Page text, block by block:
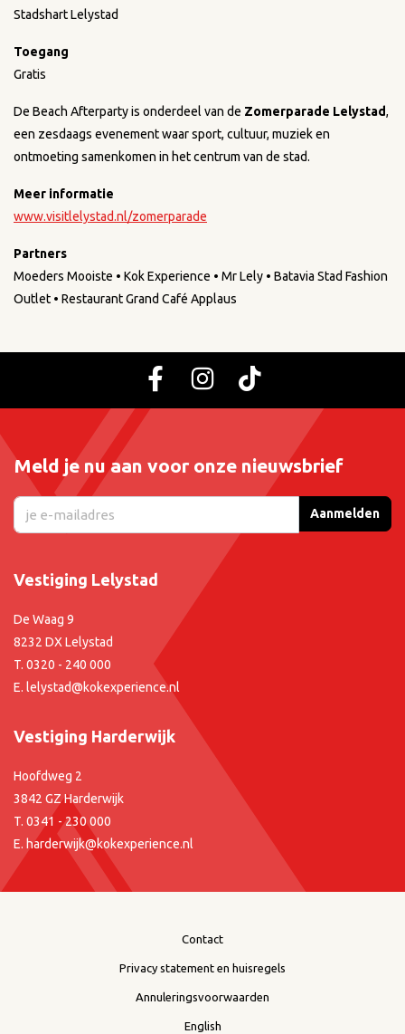
Stadshart Lelystad
Toegang
Gratis
De Beach Afterparty is onderdeel van de Zomerparade Lelystad,
een zesdaags evenement waar sport, cultuur, muziek en
ontmoeting samenkomen in het centrum van de stad.
Meer informatie
www.visitlelystad.nl/zomerparade
Partners
Moeders Mooiste • Kok Experience • Mr Lely • Batavia Stad Fashion
Outlet • Restaurant Grand Café Applaus
Meld je nu aan voor onze nieuwsbrief
Aanmelden
Vestiging Lelystad
De Waag 9
8232 DX Lelystad
T. 0320 - 240 000
E. lelystad@kokexperience.nl
Vestiging Harderwijk
Hoofdweg 2
3842 GZ Harderwijk
T. 0341 - 230 000
E. harderwijk@kokexperience.nl
Contact
Privacy statement en huisregels
Annuleringsvoorwaarden
English